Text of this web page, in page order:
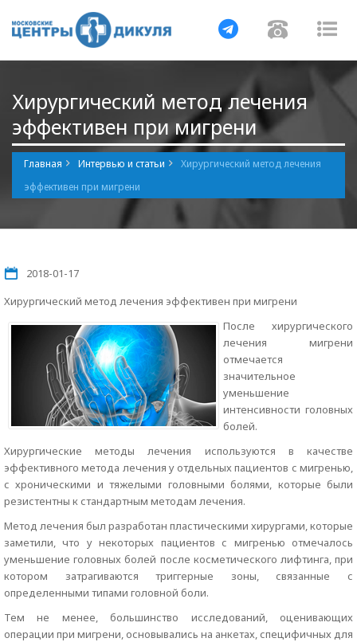
Навигация
Хирургический метод лечения
эффективен при мигрени
Главная Интервью и статьи
Хирургический метод лечения
эффективен при мигрени
2018-01-17
Хирургический метод лечения эффективен при мигрени
После хирургического
лечения мигрени
отмечается
значительное
уменьшение
интенсивности головных
болей.
Хирургические методы лечения используются в качестве
эффективного метода лечения у отдельных пациентов с мигренью,
с хроническими и тяжелыми головными болями, которые были
резистентны к стандартным методам лечения.
Метод лечения был разработан пластическими хирургами, которые
заметили, что у некоторых пациентов с мигренью отмечалось
уменьшение головных болей после косметического лифтинга, при
котором затрагиваются триггерные зоны, связанные с
определенными типами головной боли.
Тем не менее, большинство исследований, оценивающих
операции при мигрени, основывались на анкетах, специфичных для